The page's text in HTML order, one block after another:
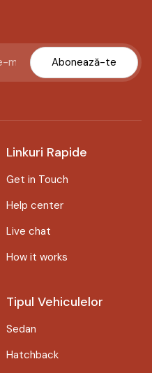
Abonează-te
Linkuri Rapide
Get in Touch
Help center
Live chat
How it works
Tipul Vehiculelor
Sedan
Hatchback